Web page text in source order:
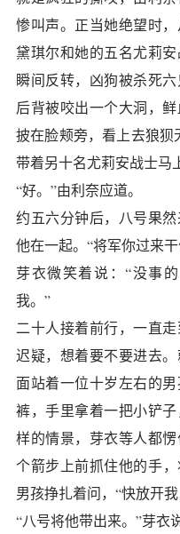
惨叫声。正当她绝望时
黛琪尔和她的五名尤莉
瞬间反转，凶狗被杀死
后背被咬出一个大洞，
披在脸颊旁，看上去狼狈
带着另十名尤莉安战士马
“好。”由利奈应道。
约五六分钟后，八号果
他在一起。“将军你过来
芽衣微笑着说：“没事
我。”
二十人接着前行，一直
迟疑，想着要不要进去
面站着一位十岁左右的
裤，手里拿着一把小铲
样的情景，芽衣等人都
个箭步上前抓住他的手
男孩挣扎着问，“快放开
“八号将他带出来。”芽衣说